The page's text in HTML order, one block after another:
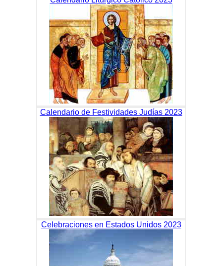
Calendario de Festividades Judías 2023
Celebraciones en Estados Unidos 2023